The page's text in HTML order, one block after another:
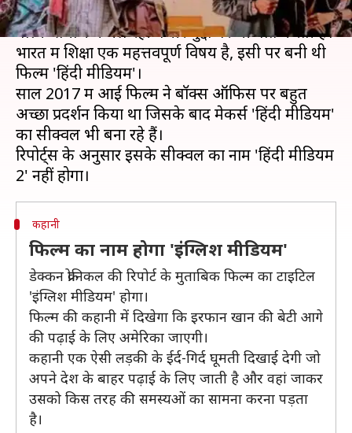
कुछ फिल्में न ही दर्शकों का भरपूर मनोरंजन करती हैं
बल्कि समाज में चल रही गंभीर मुद्दों पर भी बात करती हैं।
भारत में शिक्षा एक महत्तवपूर्ण विषय है, इसी पर बनी थी
फिल्म 'हिंदी मीडियम'।
साल 2017 में आई फिल्म ने बॉक्स ऑफिस पर बहुत
अच्छा प्रदर्शन किया था जिसके बाद मेकर्स 'हिंदी मीडियम'
का सीक्वल भी बना रहे हैं।
रिपोर्ट्स के अनुसार इसके सीक्वल का नाम 'हिंदी मीडियम
कहानी
फिल्म का नाम होगा 'इंग्लिश मीडियम'
डेक्कन क्रोनिकल की रिपोर्ट के मुताबिक फिल्म का टाइटिल
'इंग्लिश मीडियम' होगा।
फिल्म की कहानी में दिखेगा कि इरफान खान की बेटी आगे
की पढ़ाई के लिए अमेरिका जाएगी।
कहानी एक ऐसी लड़की के ईर्द-गिर्द घूमती दिखाई देगी जो
अपने देश के बाहर पढ़ाई के लिए जाती है और वहां जाकर
उसको किस तरह की समस्यओं का सामना करना पड़ता
है।